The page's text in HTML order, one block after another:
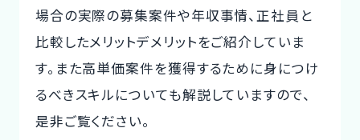
場合の実際の募集案件や年収事情、正社員と
比較したメリットデメリットをご紹介していま
す。また高単価案件を獲得するために身につけ
るべきスキルについても解説していますので、
是非ご覧ください。